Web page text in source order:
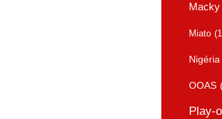
Macky
Miato
Nigéria
OOAS
Play-